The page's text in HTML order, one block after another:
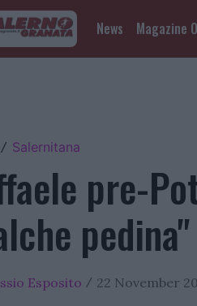
News Magazine
/ Salernitana
pre-
pedina"
Esposito / 22 November